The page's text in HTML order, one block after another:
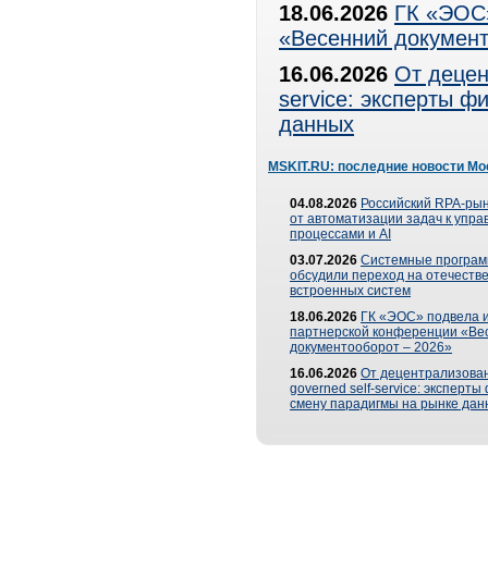
18.06.2026 ГК
«Весенний
16.06.2026 От
service: эксперты
данных
MSKIT.RU: последние новости
04.08.2026 Российский RPA-
от автоматизации задач к
процессами и AI
03.07.2026 Системные
обсудили переход на
встроенных систем
18.06.2026 ГК «ЭОС» подвела
партнерской конференции
документооборот – 2026»
16.06.2026 От
governed self-service: эксперты
смену парадигмы на рынке